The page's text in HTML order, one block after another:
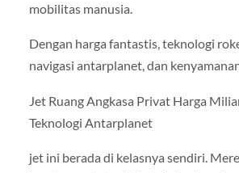
mobilitas manusia.
Dengan harga fantastis, teknologi
navigasi antarplanet, dan
Jet Ruang Angkasa Privat Harga
Teknologi Antarplanet
jet ini berada di kelasnya sendiri.